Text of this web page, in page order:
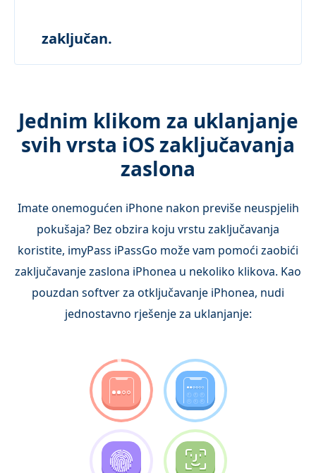
zaključan.
Jednim klikom za uklanjanje
svih vrsta iOS zaključavanja
zaslona
Imate onemogućen iPhone nakon previše neuspjelih
pokušaja? Bez obzira koju vrstu zaključavanja
koristite, imyPass iPassGo može vam pomoći zaobići
zaključavanje zaslona iPhonea u nekoliko klikova. Kao
pouzdan softver za otključavanje iPhonea, nudi
jednostavno rješenje za uklanjanje: